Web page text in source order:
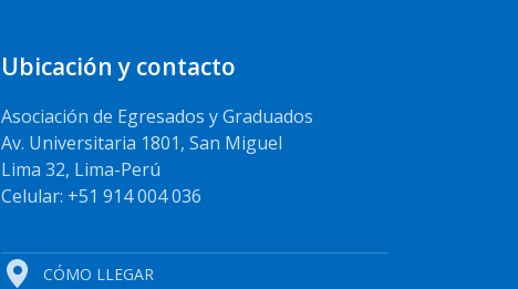
Ubicación y contacto
Asociación de Egresados y Graduados
Av. Universitaria 1801, San Miguel
Lima 32, Lima-Perú
Celular: +51 914 004 036
CÓMO LLEGAR